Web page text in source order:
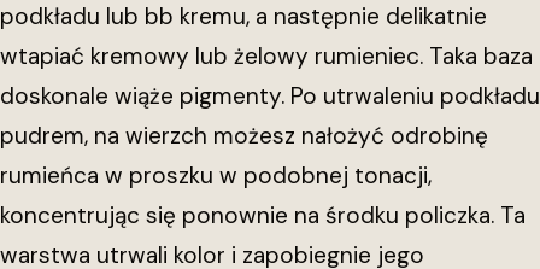
podkładu lub bb kremu, a następnie delikatnie
wtapiać kremowy lub żelowy rumieniec. Taka baza
doskonale wiąże pigmenty. Po utrwaleniu podkładu
pudrem, na wierzch możesz nałożyć odrobinę
rumieńca w proszku w podobnej tonacji,
koncentrując się ponownie na środku policzka. Ta
warstwa utrwali kolor i zapobiegnie jego